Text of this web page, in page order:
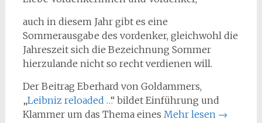
auch in diesem Jahr gibt es eine
Sommerausgabe des vordenker, gleichwohl die
Jahreszeit sich die Bezeichnung Sommer
hierzulande nicht so recht verdienen will.
Der Beitrag Eberhard von Goldammers,
„Leibniz reloaded …“ bildet Einführung und
Klammer um das Thema eines Mehr lesen →